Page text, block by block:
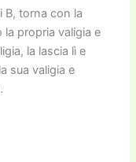
B, torna con la
propria valigia e
la lascia lì e
sua valigia e